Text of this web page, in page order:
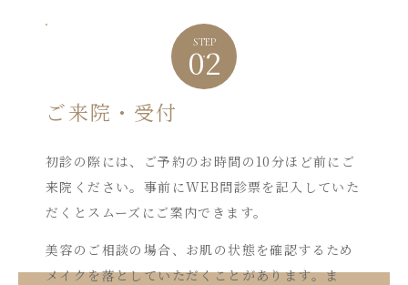
STEP
02
ご来院・受付
初診の際には、ご予約のお時間の10分ほど前にご
来院ください。事前にWEB問診票を記入していた
だくとスムーズにご案内できます。
美容のご相談の場合、お肌の状態を確認するため
メイクを落としていただくことがあります。ま